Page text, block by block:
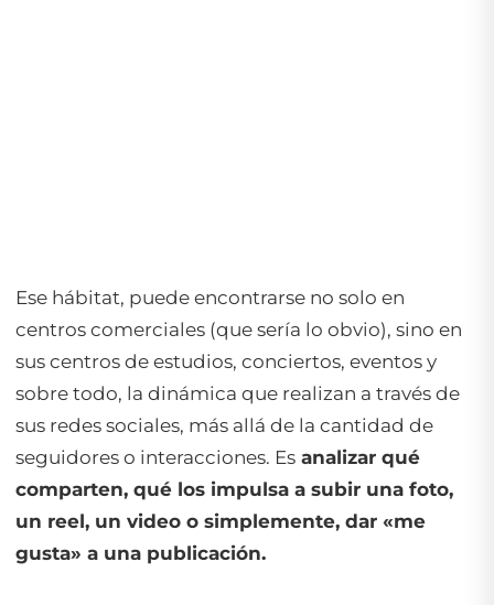
Ese hábitat, puede encontrarse no solo en
centros comerciales (que sería lo obvio), sino en
sus centros de estudios, conciertos, eventos y
sobre todo, la dinámica que realizan a través de
sus redes sociales, más allá de la cantidad de
seguidores o interacciones. Es analizar qué
comparten, qué los impulsa a subir una foto,
un reel, un video o simplemente, dar «me
gusta» a una publicación.